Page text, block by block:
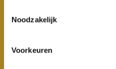
Noodzakelijk
Voorkeuren